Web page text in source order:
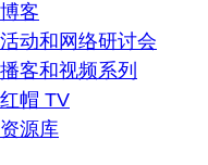
博客
活动和网络研讨会
播客和视频系列
红帽 TV
资源库